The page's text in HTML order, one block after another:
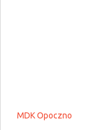
MDK Opoczno